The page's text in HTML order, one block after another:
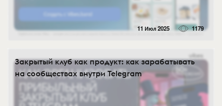
11 Июл 2025 1179
Закрытый клуб как продукт: как зарабатывать
на сообществах внутри Telegram